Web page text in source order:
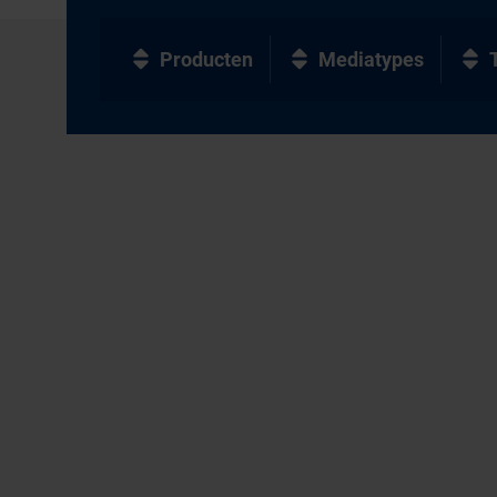
Producten Mediatypes